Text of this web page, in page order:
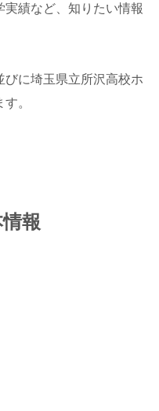
績など、知りたい情報
びに埼玉県立所沢高校ホ
。
報